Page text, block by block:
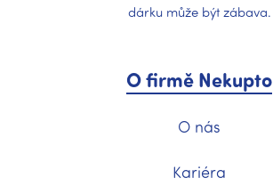
dárku může být zábava.
O firmě Nekupto
O nás
Kariéra